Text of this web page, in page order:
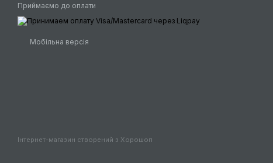
Приймаємо до оплати
Мобільна версія
Інтернет-магазин створений з Хорошоп